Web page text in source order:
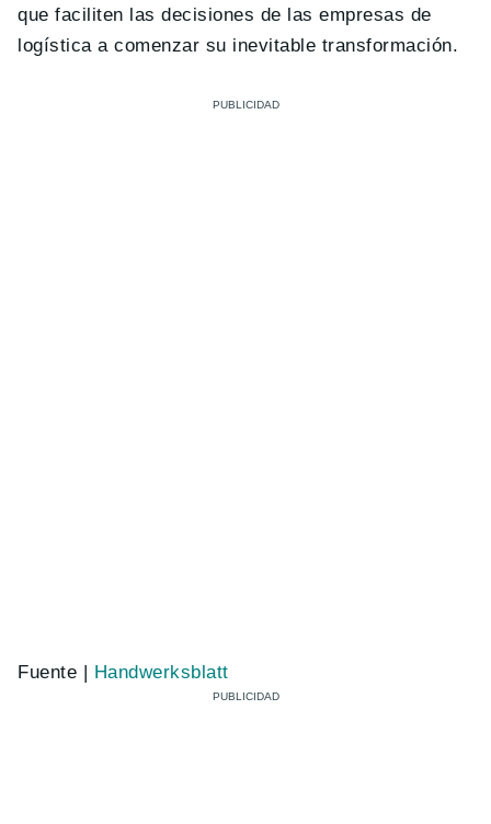
que faciliten las decisiones de las empresas de
logística a comenzar su inevitable transformación.
Fuente | Handwerksblatt